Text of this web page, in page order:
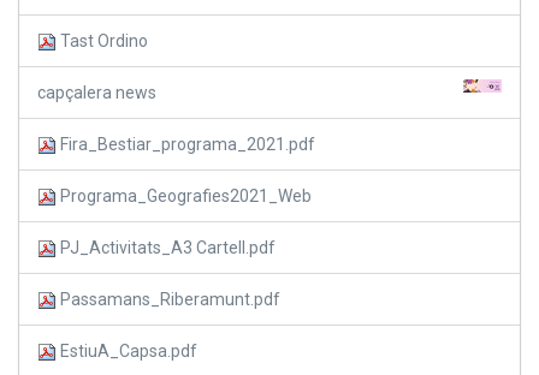
Tast Ordino
capçalera news
Fira_Bestiar_programa_2021.pdf
Programa_Geografies2021_Web
PJ_Activitats_A3 Cartell.pdf
Passamans_Riberamunt.pdf
EstiuA_Capsa.pdf